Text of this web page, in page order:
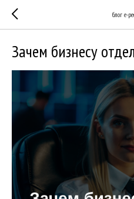
блог e-
Зачем бизнесу